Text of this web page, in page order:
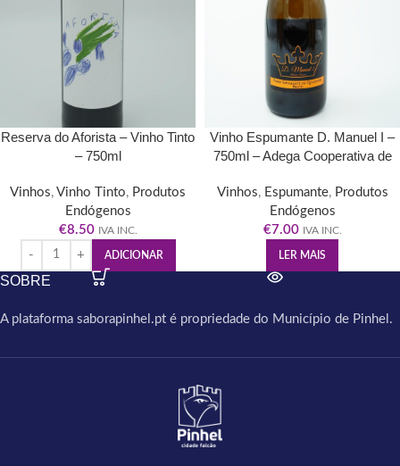
Reserva do Aforista – Vinho Tinto
– 750ml
Vinhos, Vinho Tinto, Produtos
Endógenos
€8.50 IVA INC.
ADICIONAR
Vinho Espumante D. Manuel I –
750ml – Adega Cooperativa de
Vinhos, Espumante, Produtos
Endógenos
€7.00 IVA INC.
LER MAIS
SOBRE
A plataforma saborapinhel.pt é propriedade do Município de Pinhel.